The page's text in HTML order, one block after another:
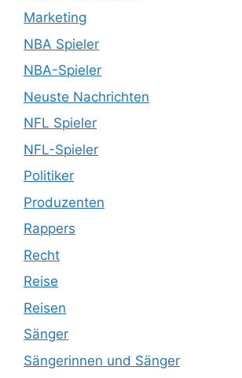
Marketing
NBA Spieler
NBA-Spieler
Neuste Nachrichten
NFL Spieler
NFL-Spieler
Politiker
Produzenten
Rappers
Recht
Reise
Reisen
Sänger
Sängerinnen und Sänger